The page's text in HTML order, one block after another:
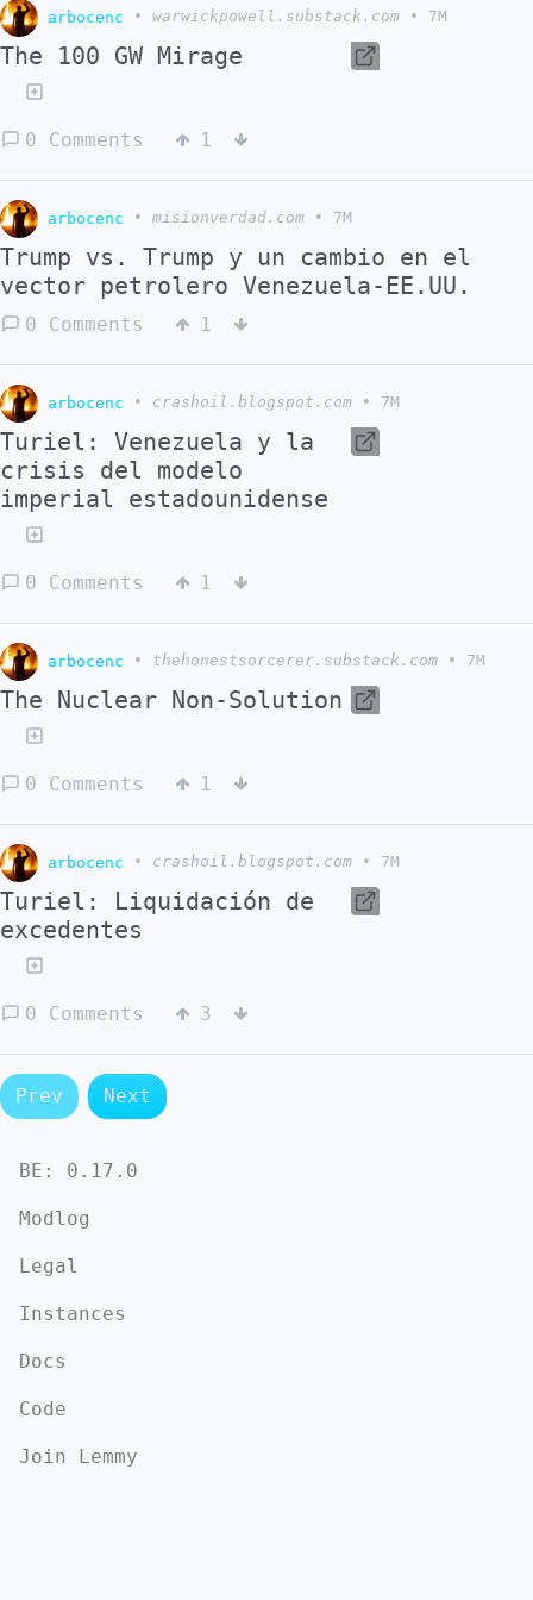
las ideas y mas inútiles sus altos
funcionarios) diciendo aquello de "Thank you
for your attention to this matter" Joder que
arbocenc • warwickpowell.substack.com • 7M
The 100 GW Mirage
0 Comments 1
arbocenc • misionverdad.com • 7M
Trump vs. Trump y un cambio en el
vector petrolero Venezuela-EE.UU.
0 Comments 1
arbocenc • crashoil.blogspot.com • 7M
Turiel: Venezuela y la
crisis del modelo
imperial estadounidense
0 Comments 1
arbocenc • thehonestsorcerer.substack.com • 7M
The Nuclear Non-Solution
0 Comments 1
arbocenc • crashoil.blogspot.com • 7M
Turiel: Liquidación de
excedentes
0 Comments 3
Prev Next
BE: 0.17.0
Modlog
Legal
Instances
Docs
Code
Join Lemmy